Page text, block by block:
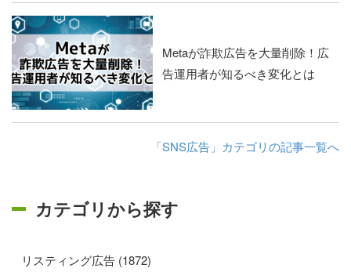
Metaが詐欺広告を大量削除！広
告運用者が知るべき変化とは
「SNS広告」カテゴリの記事一覧へ
カテゴリから探す
リスティング広告 (1872)